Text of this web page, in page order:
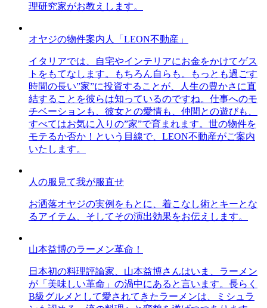
理研究家がお教えします。
オヤジの物件案内人「LEON不動産」
イタリアでは、自宅やインテリアにお金をかけてゲス
トをもてなします。もちろん自らも。もっとも過ごす
時間の長い”家”に投資することが、人生の豊かさに直
結することを彼らは知っているのですね。仕事へのモ
チベーションも、彼女との愛情も、仲間との遊びも、
すべてはお気に入りの”家”で育まれます。世の物件を
モテるか否か！という目線で、LEON不動産がご案内
いたします。
人の服見て我が服直せ
お洒落オヤジの実例をもとに、着こなし術とキーとな
るアイテム、そしてその演出効果をお伝えします。
山本益博のラーメン革命！
日本初の料理評論家、山本益博さんはいま、ラーメン
が「美味しい革命」の渦中にあると言います。長らく
B級グルメとして愛されてきたラーメンは、ミシュラ